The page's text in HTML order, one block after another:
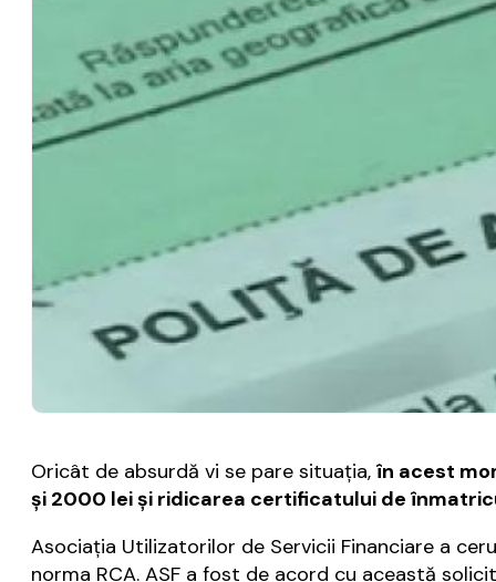
Oricât de absurdă vi se pare situaţia, în acest
şi 2000 lei şi ridicarea certificatului de
Asociația Utilizatorilor de Servicii Financiare a
norma RCA. ASF a fost de acord cu această